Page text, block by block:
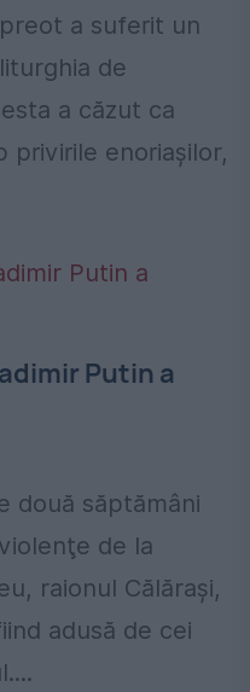
a suferit un
de
a căzut ca
privirile enoriaşilor,
Putin a
două săptămâni
de la
raionul Călăraşi,
adusă de cei